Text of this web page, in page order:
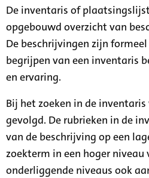
De inventaris of
opgebouwd overzicht van
De beschrijvingen zijn
begrijpen van een inventaris
en ervaring.
Bij het zoeken in de
gevolgd. De rubrieken in de
van de beschrijving op een
zoekterm in een hoger niveau
onderliggende niveaus ook